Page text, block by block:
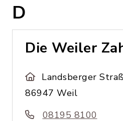
D
Die Weiler
Landsberger
86947 Weil
08195 8100